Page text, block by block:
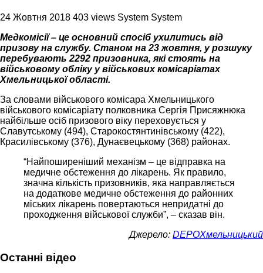
24 Жовтня 2018 403 views System System
Медкомісії – це основний спосіб ухилитись від
призову на службу. Станом на 23 жовтня, у розшуку
перебувають 2292 призовника, які стоять на
військовому обліку у військових комісаріатах
Хмельницької області.
За словами військового комісара Хмельницького
військового комісаріату полковника Сергія Присяжнюка
найбільше осіб призового віку переховується у
Славутському (494), Старокостянтинівському (422),
Красилівському (376), Дунаєвецькому (368) районах.
“Найпоширеніший механізм – це відправка на
медичне обстеження до лікарень. Як правило,
значна кількість призовників, яка направляється
на додаткове медичне обстеження до районних
міських лікарень повертаються непридатні до
проходження військової служби”, – сказав він.
Джерело: DEPOХмельницький
Останні відео